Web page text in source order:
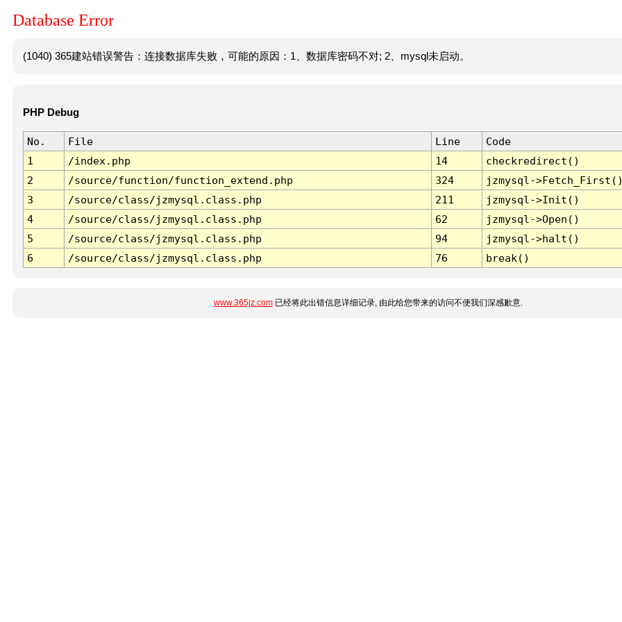
Database Error
(1040) 365建站错误警告：连接数据库失败，可能的原因：1、数据库密码不对; 2、mysql未启动。
PHP Debug
No. File Line
Code
1
/index.php 14
checkredirect()
2
/source/function/function_extend.php 324
jzmysql-
3
/source/class/jzmysql.class.php 211
jzmysql->Init()
4
/source/class/jzmysql.class.php 62
jzmysql->Open()
5
/source/class/jzmysql.class.php 94
jzmysql->halt()
6
/source/class/jzmysql.class.php 76 break()
www.365jz.com已经将此出错信息详细记录, 由此给您带来的访问不便我们深感歉意.